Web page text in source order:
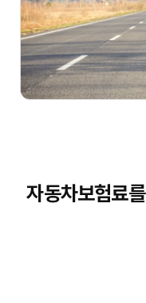
자동차보험료